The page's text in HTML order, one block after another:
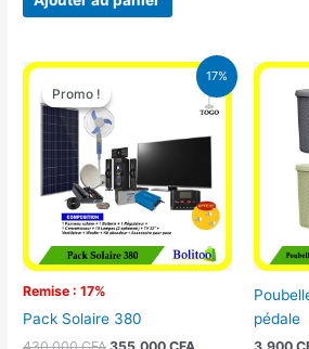
17%
Promo !
Remise : 17%
Promo !
Pack Solaire 380
Le
initial
était :
430.000 CFA.
Le
prix
actuel
355.000 CFA.
pédale
3.900